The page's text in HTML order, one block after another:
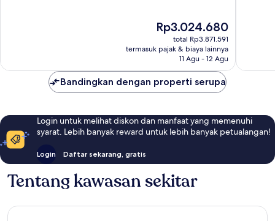
Harga
sekarang
Rp3.024.680
Rp3.024.680
total Rp3.871.591
termasuk pajak & biaya lainnya
11 Agu - 12 Agu
Bandingkan dengan properti serupa
Login untuk melihat diskon dan manfaat yang memenuhi
syarat. Lebih banyak reward untuk lebih banyak petualangan!
Login Daftar sekarang, gratis
Tentang kawasan sekitar